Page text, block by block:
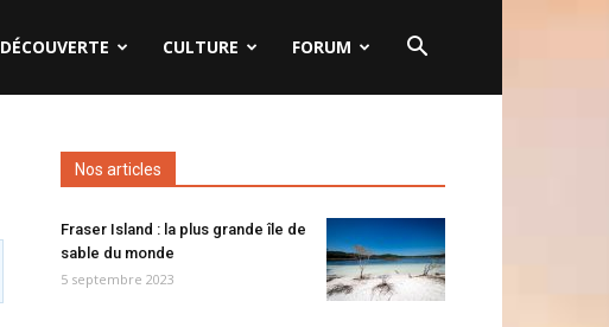
DÉCOUVERTE CULTURE FORUM
Nos articles
Fraser Island : la plus grande île de
sable du monde
5 septembre 2023